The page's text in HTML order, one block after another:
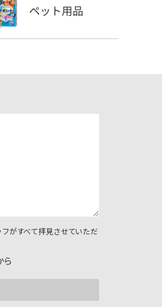
がすべて拝見させていただ
ら